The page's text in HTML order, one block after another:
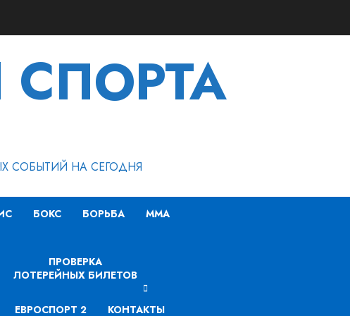
СОБЫТИЙ НА СЕГОДНЯ
БОКС БОРЬБА MMA
ПРОВЕРКА
ЛОТЕРЕЙНЫХ БИЛЕТОВ
ЕВРОСПОРТ 2 КОНТАКТЫ